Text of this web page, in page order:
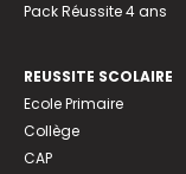
Pack Réussite 4 ans
REUSSITE SCOLAIRE
Ecole Primaire
Collège
CAP